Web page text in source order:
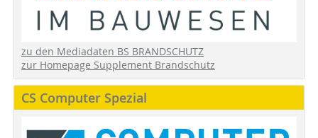
zu den Mediadaten BS BRANDSCHUTZ
zur Homepage Supplement Brandschutz
CS Computer Spezial